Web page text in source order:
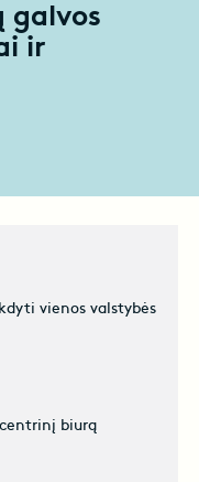
galvos
ir
vienos valstybės
biurą